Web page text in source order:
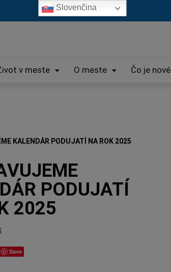
v meste O meste Čo je nové
KALENDÁR PODUJATÍ NA ROK 2025
PODUJATÍ
2025
Save
Slovenčina